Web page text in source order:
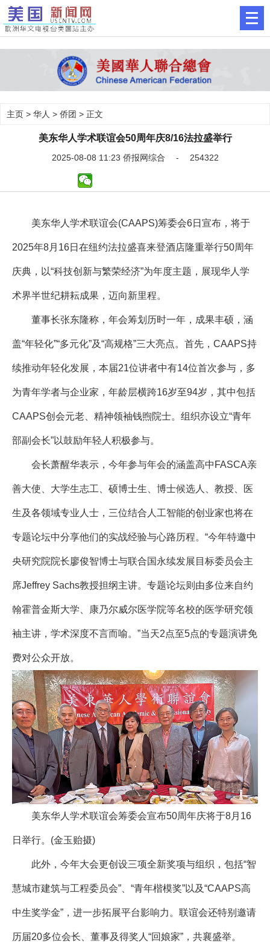
主页 > 华人 > 侨团 > 正文
美东华人学术联谊会50周年庆8/16法拉盛举行
2025-08-08 11:23 侨报网综合 - 254322
美东华人学术联谊会(CAAPS)筹委会6日宣布，将于
2025年8月16日在纽约法拉盛喜来登酒店隆重举行50周年
庆典，以“科技创新与繁荣经济”为年度主题，展现华人学
术界半世纪耕耘成果，迈向新里程。
董事长张东隆称，年会筹划历时一年，成果丰硕，涵
盖“年轻化”“多元化”及“高规格”三大亮点。首先，CAAPS持
续推动年轻化发展，本届21位讲者中有14位首次参与，多
为青年学者与企业家，年龄层横跨16岁至94岁，其中包括
CAAPS创会元老、精神领袖钱煦院士。组织亦设立“青年
部副会长”以鼓励年轻人积极参与。
会长萧醒华表示，今年参与年会的涵盖高中FASCA亲
善大使、大学生志工、硕博士生、博士候选人、教授、医
生及各领域专业人士，三位结合人工智能的创业家也将在
专题论坛中分享他们的实战经验与心路历程。“今年特邀中
央研究院院长廖俊智博士与联合国永续发展目标委员会主
席Jeffrey Sachs教授担纲主讲。专题论坛则由多位来自约
翰霍普金斯大学、康乃尔威尔医学院等名校的医学研究领
袖主讲，学术深度不言而喻。”当天2点至5点的专题演讲免
费对公众开放。
美东华人学术联谊会筹委会宣布50周年庆将于8月16
日举行。(金玉贻摄)
此外，今年大会更创设三项全新奖项与组织，包括“智
慧城市建筑与工程委员会”、“青年楷模奖”以及“CAAPS高
中生奖学金”，进一步拓展平台影响力。联谊会还特别邀请
历届20多位会长、董事及得奖人“回娘家”，共襄盛举。